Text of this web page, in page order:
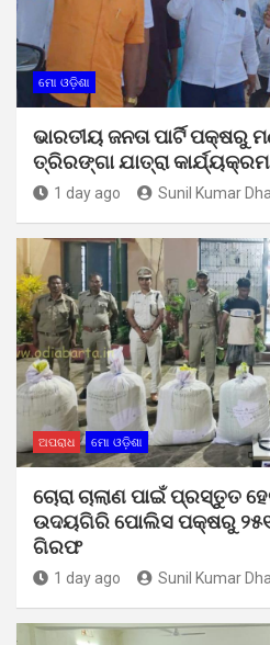
ମୋ ଓଡ଼ିଶା
ଭାରତୀୟ ଜନତା ପାର୍ଟି ପକ୍ଷରୁ
ତ୍ରିରଙ୍ଗା ଯାତ୍ରା
1 day ago Sunil Kumar
ଅପରାଧ ମୋ ଓଡ଼ିଶା
ଚୋରା ଚାଲାଣ ପାଇଁ ପ୍ରସ୍ତୁତ
ଉଦୟଗିରି ପୋଲିସ ପକ୍ଷରୁ ୨୫୧
ଗିରଫ
1 day ago Sunil Kumar